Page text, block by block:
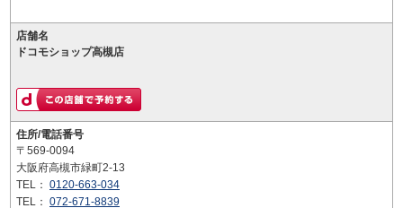
店舗名
ドコモショップ高槻店
住所/電話番号
〒569-0094
大阪府高槻市緑町2-13
TEL： 0120-663-034
TEL： 072-671-8839